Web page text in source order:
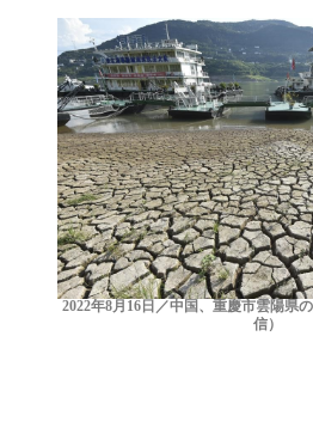
2022年8月16日／中国、重慶市雲陽県
信）